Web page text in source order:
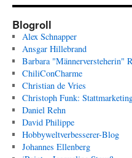
Blogroll
Alex Schnapper
Ansgar Hillebrand
Barbara "Männerversteherin"
ChiliConCharme
Christian de Vries
Christoph Funk:
Daniel Rehn
David Philippe
Hobbyweltverbesserer-Blog
Johannes Ellenberg